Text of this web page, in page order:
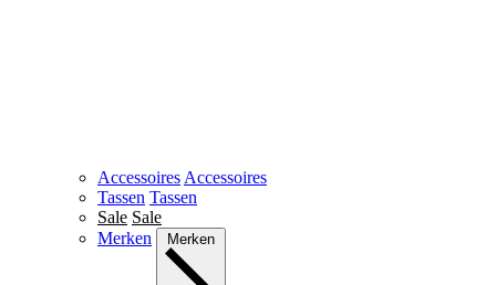
Accessoires Accessoires
Tassen Tassen
Sale Sale
Merken
Merken